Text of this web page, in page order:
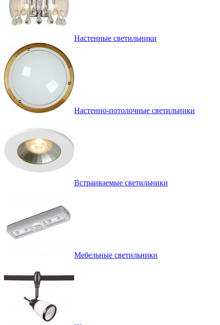
Настенные светильники
Настенно-потолочные светильники
Встраиваемые светильники
Мебельные светильники